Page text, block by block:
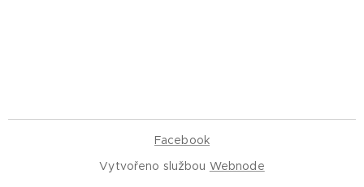
Facebook
Vytvořeno službou Webnode